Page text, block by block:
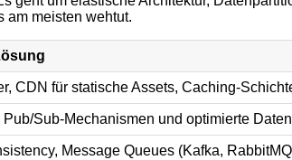
am meisten wehtut.
CDN für statische Assets, Caching-
Sub-Mechanismen und optimierte
Message Queues (Kafka,